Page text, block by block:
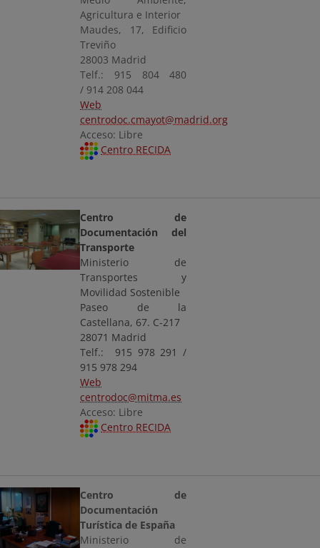
Agricultura e Interior
Maudes, 17, Edificio
Treviño
28003 Madrid
Telf.: 915 804 480
/ 914 208 044
Web
centrodoc.cmayot@madrid.org
Acceso: Libre
Centro RECIDA
Centro de
Documentación del
Transporte
Ministerio de
Transportes y
Movilidad Sostenible
Paseo de la
Castellana, 67. C-217
28071 Madrid
Telf.: 915 978 291 /
915 978 294
Web
centrodoc@mitma.es
Acceso: Libre
Centro RECIDA
Centro de
Documentación
Turística de España
Ministerio de